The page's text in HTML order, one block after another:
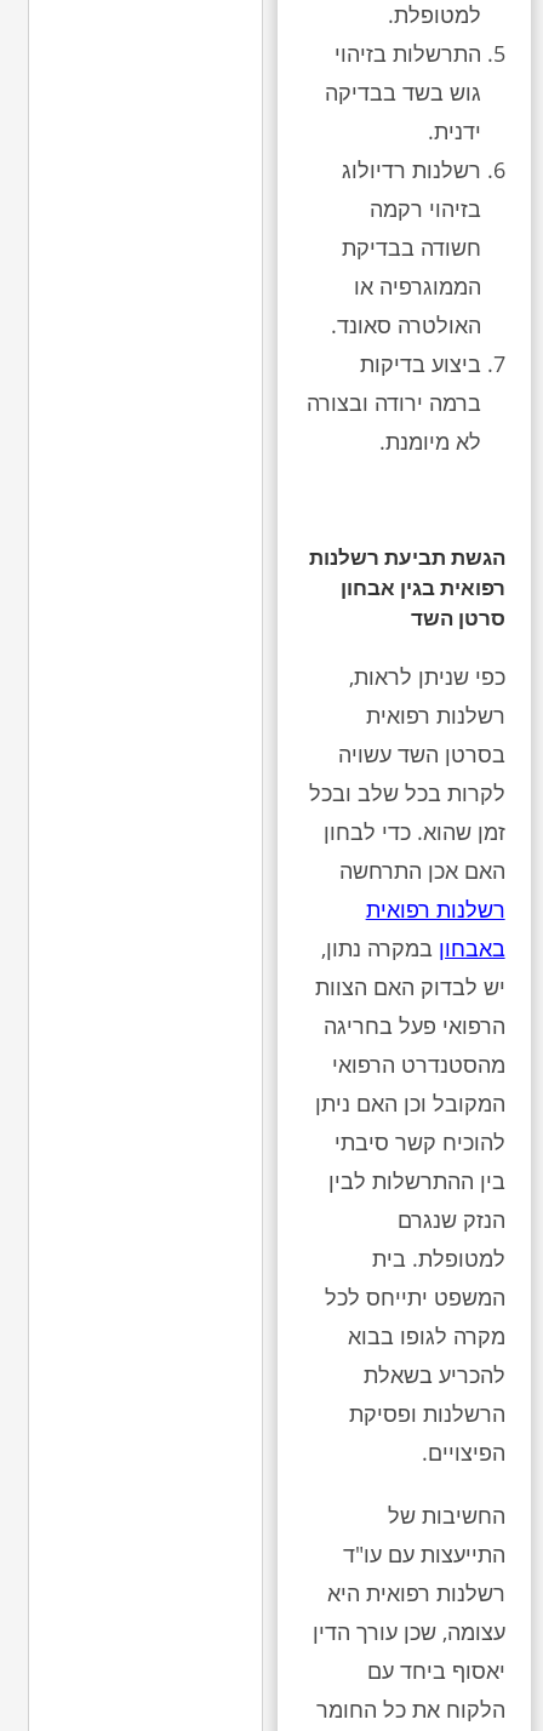
למטופלת.
התרשלות בזיהוי
גוש בשד בבדיקה
ידנית.
רשלנות רדיולוג
בזיהוי רקמה
חשודה בבדיקת
הממוגרפיה או
האולטרה סאונד.
ביצוע בדיקות
ברמה ירודה ובצורה
לא מיומנת.
הגשת תביעת רשלנות
רפואית בגין אבחון
סרטן השד
כפי שניתן לראות,
רשלנות רפואית
בסרטן השד עשויה
לקרות בכל שלב ובכל
זמן שהוא. כדי לבחון
האם אכן התרחשה
רשלנות רפואית
באבחון במקרה נתון,
יש לבדוק האם הצוות
הרפואי פעל בחריגה
מהסטנדרט הרפואי
המקובל וכן האם ניתן
להוכיח קשר סיבתי
בין ההתרשלות לבין
הנזק שנגרם
למטופלת. בית
המשפט יתייחס לכל
מקרה לגופו בבוא
להכריע בשאלת
הרשלנות ופסיקת
הפיצויים.
החשיבות של
התייעצות עם עו"ד
רשלנות רפואית היא
עצומה, שכן עורך הדין
יאסוף ביחד עם
הלקוח את כל החומר